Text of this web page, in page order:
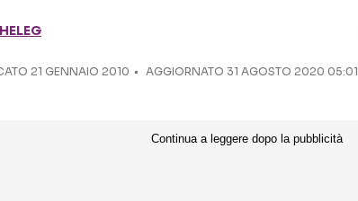
21 GENNAIO 2010 AGGIORNATO 31 AGOSTO 2020 05:01